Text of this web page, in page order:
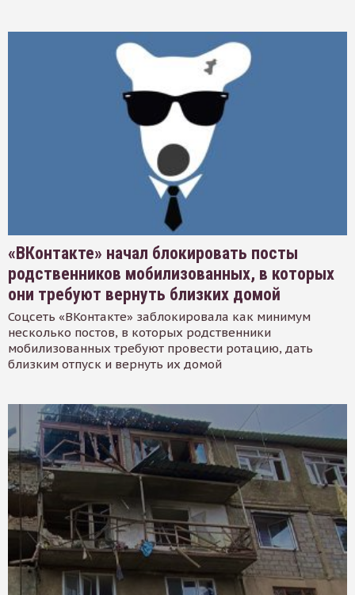
«ВКонтакте» начал блокировать посты
родственников мобилизованных, в которых
они требуют вернуть близких домой
Соцсеть «ВКонтакте» заблокировала как минимум
несколько постов, в которых родственники
мобилизованных требуют провести ротацию, дать
близким отпуск и вернуть их домой